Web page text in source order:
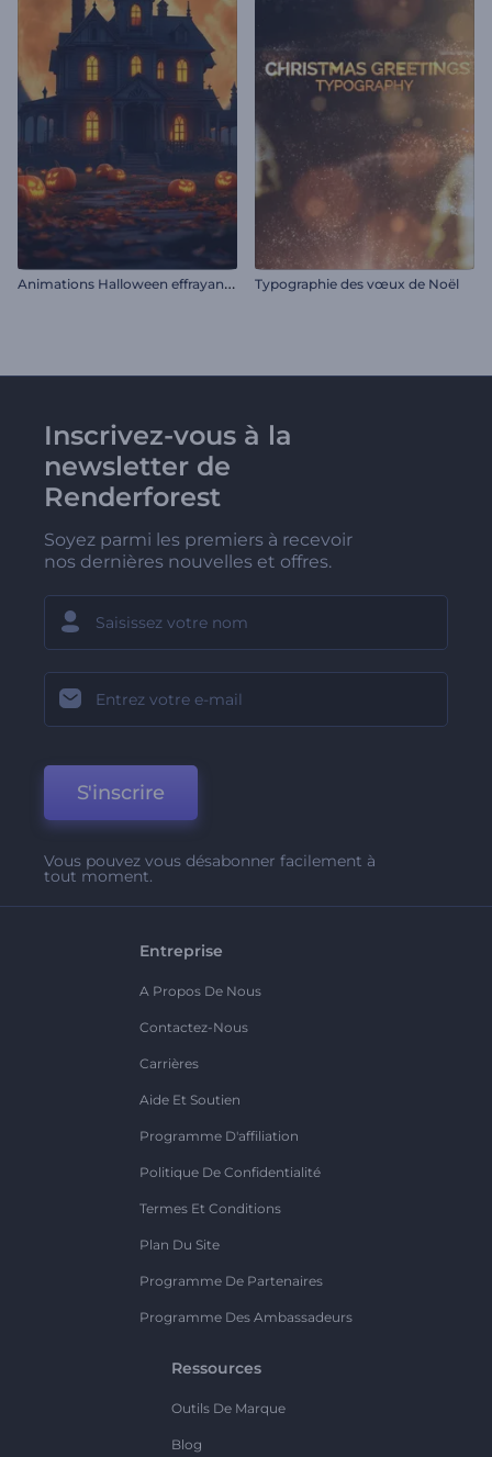
A
nimations Halloween effrayantes Typographie des vœux de Noël
Inscrivez-vous à la
newsletter de
Renderforest
Soyez parmi les premiers à recevoir
nos dernières nouvelles et offres.
S'inscrire
Vous pouvez vous désabonner facilement à
tout moment.
Entreprise
A Propos De Nous
Contactez-Nous
Carrières
Aide Et Soutien
Programme D'affiliation
Politique De Confidentialité
Termes Et Conditions
Plan Du Site
Programme De Partenaires
Programme Des Ambassadeurs
Ressources
Outils De Marque
Blog